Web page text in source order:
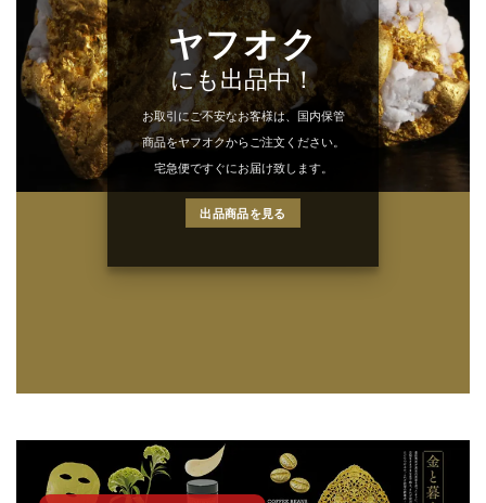
ヤフオク
にも出品中！
お取引にご不安なお客様は、国内保管
商品をヤフオクからご注文ください。
宅急便ですぐにお届け致します。
出品商品を見る